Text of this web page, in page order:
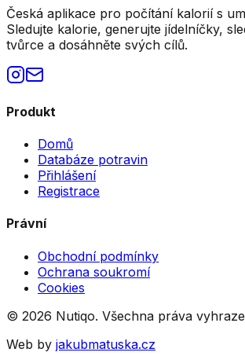
Česká aplikace pro počítání kalorií s
Sledujte kalorie, generujte jídelníčky,
tvůrce a dosáhněte svých cílů.
Produkt
Domů
Databáze potravin
Přihlášení
Registrace
Právní
Obchodní podmínky
Ochrana soukromí
Cookies
© 2026 Nutiqo. Všechna práva
Web by jakubmatuska.cz